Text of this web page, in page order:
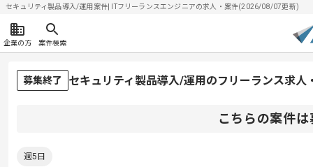
セキュリティ製品導入/運用案件| ITフリーランスエンジニアの求人・案件(2026/08/07更新)
企業の方 案件検索
募集終了 セキュリティ製品導入/運用のフリーランス求人
こちらの案件
週5日